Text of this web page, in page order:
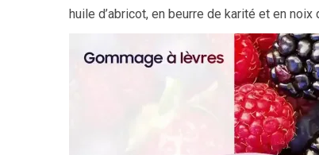
huile d’abricot, en beurre de karité et en